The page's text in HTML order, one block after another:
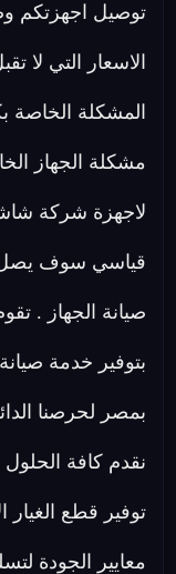
توصيل اجهزتكم
الاسعار التي لا
المشكلة
مشكلة الجهاز
قياسي سوف يصل
نقدم كافة
توفير قطع الغيار
معايير الجودة